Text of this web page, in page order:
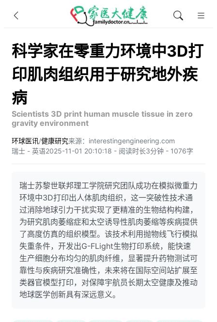
科学家在零重力环境中3D打
印肌肉组织用于研究地外疾
病
Scientists 3D print human muscle tissue in zero
gravity environment
环球医讯/健康研究来源：interestingengineering.com
瑞士 - 英语2025-11-01 20:10:18 - 阅读时长3分钟 - 1076字
瑞士苏黎世联邦理工学院研究团队成功在模拟微重力
环境中3D打印出人体肌肉组织，这一突破性技术通
过消除地球引力干扰实现了更精准的生物结构构建，
为研究肌肉萎缩症和太空诱导性肌肉萎缩等疾病提供
了高度仿真的组织模型。该技术利用抛物线飞行模拟
失重条件，开发出G-FLight生物打印系统，能快速
生产细胞分布均匀的肌肉纤维，显著提升药物测试可
靠性与疾病研究准确性，未来将在国际空间站扩展至
类器官模型打印，对保障宇航员长期太空健康及推动
地球医学创新具有深远意义。